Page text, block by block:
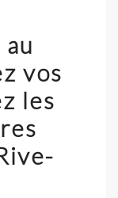
vos
les